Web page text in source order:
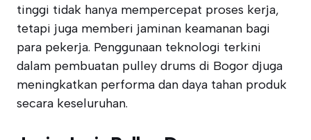
tinggi tidak hanya mempercepat proses kerja,
tetapi juga memberi jaminan keamanan bagi
para pekerja. Penggunaan teknologi terkini
dalam pembuatan pulley drums di Bogor djuga
meningkatkan performa dan daya tahan produk
secara keseluruhan.